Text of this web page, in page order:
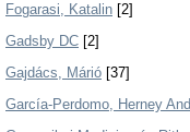
Fogarasi, Katalin [2]
Gadsby DC [2]
Gajdács, Márió [37]
García-Perdomo, Herney